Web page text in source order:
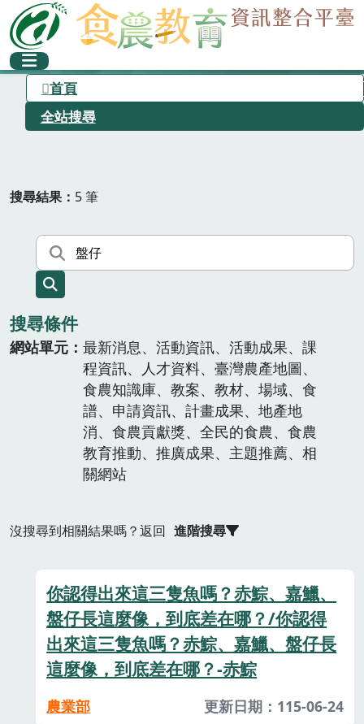
首頁
全站搜尋
搜尋結果 5 筆
搜尋條件
網站單元
最新消息、活動資訊、活動成果、課
程資訊、人才資料、臺灣農產地圖、
食農知識庫、教案、教材、場域、食
譜、申請資訊、計畫成果、地產地
消、食農貢獻獎、全民的食農、食農
教育推動、推廣成果、主題推薦、相
關網站
沒搜尋到相關結果嗎？返回 進階搜尋
你認得出來這三隻魚嗎？赤鯮、嘉鱲、
盤仔長這麼像，到底差在哪？/你認得
出來這三隻魚嗎？赤鯮、嘉鱲、盤仔長
這麼像，到底差在哪？-赤鯮
農業部 更新日期：115-06-24